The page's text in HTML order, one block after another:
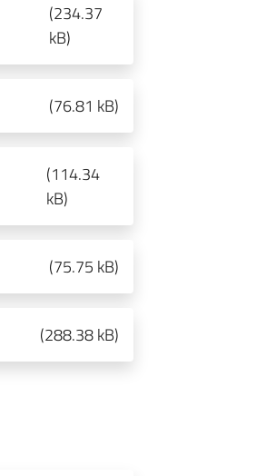
(234.37
kB)
(76.81 kB)
(114.34
kB)
(75.75 kB)
(288.38 kB)